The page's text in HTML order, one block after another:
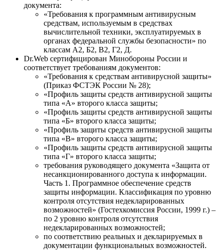
документа:
«Требования к программным антивирусным
средствам, используемым в средствах
вычислительной техники, эксплуатируемых в
органах федеральной службы безопасности» по
классам А2, Б2, В2, Г2, Д.
Dr.Web сертифицирован Минобороны России и
соответствует требованиям документов:
«Требования к средствам антивирусной защиты»
(Приказ ФСТЭК России № 28);
«Профиль защиты средств антивирусной защиты
типа «А» второго класса защиты;
«Профиль защиты средств антивирусной защиты
типа «Б» второго класса защиты;
«Профиль защиты средств антивирусной защиты
типа «В» второго класса защиты;
«Профиль защиты средств антивирусной защиты
типа «Г» второго класса защиты;
требования руководящего документа «Защита от
несанкционированного доступа к информации.
Часть 1. Программное обеспечение средств
защиты информации. Классификация по уровню
контроля отсутствия недекларированных
возможностей» (Гостехкомиссия России, 1999 г.) –
по 2 уровню контроля отсутствия
недекларированных возможностей;
по соответствию реальных и декларируемых в
документации функциональных возможностей.